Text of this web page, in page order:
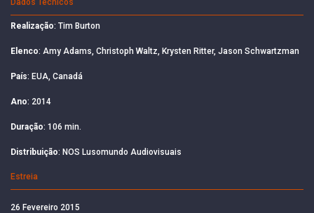
Dados Técnicos
Realização: Tim Burton
Elenco: Amy Adams, Christoph Waltz, Krysten Ritter, Jason Schwartzman
País: EUA, Canadá
Ano: 2014
Duração: 106 min.
Distribuição: NOS Lusomundo Audiovisuais
Estreia
26 Fevereiro 2015